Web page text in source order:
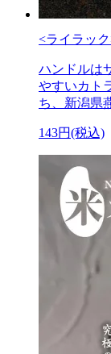
<ライラッ
ハンドルは
やすいカト
ち、新潟県
143円(税込)